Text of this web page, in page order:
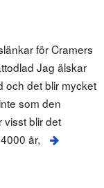
för Cramers
Jag älskar
och det blir mycket
som den
visst blir det
år,